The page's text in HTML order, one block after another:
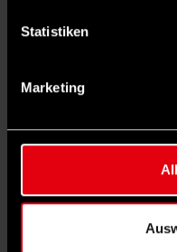
Statistiken
Marketing
Weitere